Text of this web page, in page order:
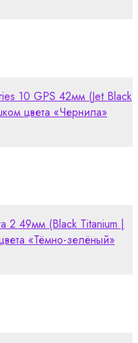
10 GPS 42мм (Jet Black
цвета «Чернила»
2 49мм (Black Titanium |
«Тёмно-зелёный»